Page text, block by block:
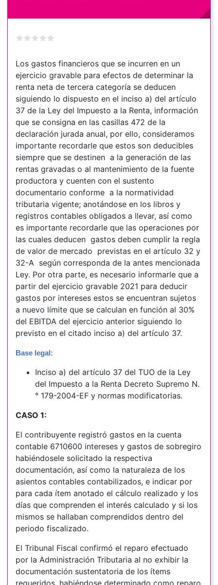
Los gastos financieros que se incurren en un
ejercicio gravable para efectos de determinar la
renta neta de tercera categoría se deducen
siguiendo lo dispuesto en el inciso a) del artículo
37 de la Ley del Impuesto a la Renta, información
que se consigna en las casillas 472 de la
declaración jurada anual, por ello, consideramos
importante recordarle que estos son deducibles
siempre que se destinen a la generación de las
rentas gravadas o al mantenimiento de la fuente
productora y cuenten con el sustento
documentario conforme a la normatividad
tributaria vigente; anotándose en los libros y
registros contables obligados a llevar, así como
es importante recordarle que las operaciones por
las cuales deducen gastos deben cumplir la regla
de valor de mercado previstas en el artículo 32 y
32-A según corresponda de la antes mencionada
Ley. Por otra parte, es necesario informarle que a
partir del ejercicio gravable 2021 para deducir
gastos por intereses estos se encuentran sujetos
a nuevo límite que se calculan en función al 30%
del EBITDA del ejercicio anterior siguiendo lo
previsto en el citado inciso a) del artículo 37.
Base legal:
Inciso a) del artículo 37 del TUO de la Ley
del Impuesto a la Renta Decreto Supremo N.
° 179-2004-EF y normas modificatorias.
CASO 1:
El contribuyente registró gastos en la cuenta
contable 6710600 intereses y gastos de sobregiro
habiéndosele solicitado la respectiva
documentación, así como la naturaleza de los
asientos contables contabilizados, e indicar por
para cada ítem anotado el cálculo realizado y los
días que comprenden el interés calculado y si los
mismos se hallaban comprendidos dentro del
periodo fiscalizado.
El Tribunal Fiscal confirmó el reparo efectuado
por la Administración Tributaria al no exhibir la
documentación sustentatoria de los ítems